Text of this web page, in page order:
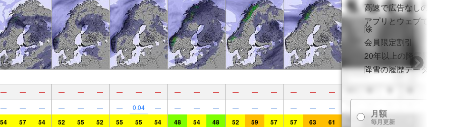
— — — — — — — — — — — — — — — — —
—
—
— — — — — — 0.04 — — — — — — — — — —
54 57 54 52 55 52 55 55 54 48 54 48 52 59 57 57 63 61
高速で広告なしのブラ
アプリとウェブでフル
除
会員限定割引
20年以上の降雪履歴
降雪の履歴データ
月額
毎月更新